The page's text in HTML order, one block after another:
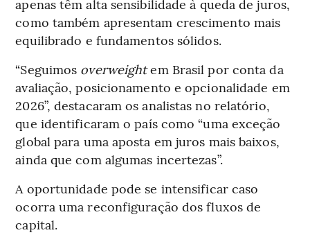
apenas têm alta sensibilidade à queda de juros,
como também apresentam crescimento mais
equilibrado e fundamentos sólidos.
“Seguimos overweightem Brasil por conta da
avaliação, posicionamento e opcionalidade em
2026”, destacaram os analistas no relatório,
que identificaram o país como “uma exceção
global para uma aposta em juros mais baixos,
ainda que com algumas incertezas”.
A oportunidade pode se intensificar caso
ocorra uma reconfiguração dos fluxos de
capital.